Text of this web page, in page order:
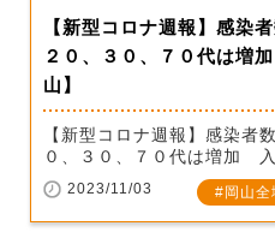
【新型コロナ週報】感染
２０、３０、７０代は増
山】
【新型コロナ週報】感染者
０、３０、７０代は増加 入
2023/11/03 岡山全